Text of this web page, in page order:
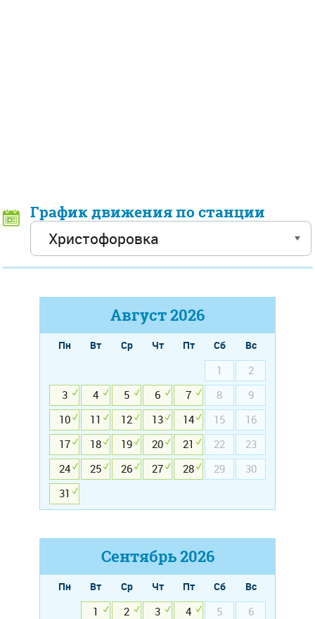
График движения по станции
Август2026
Пн Вт Ср Чт Пт Сб
Вс
1
2
3
4 5 6 7 8
9
10
11 12 13 14 15
16
17
18 19 20 21 22
23
24
25 26 27 28 29
30
31
Сентябрь2026
Пн Вт Ср Чт Пт Сб
Вс
1
2 3 4 5
6